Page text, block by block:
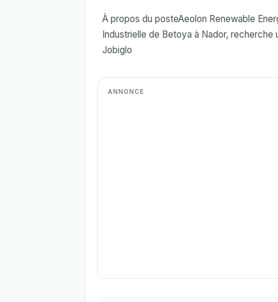
À propos du posteAeolon Renewable
Industrielle de Betoya à Nador, recherche
Jobiglo